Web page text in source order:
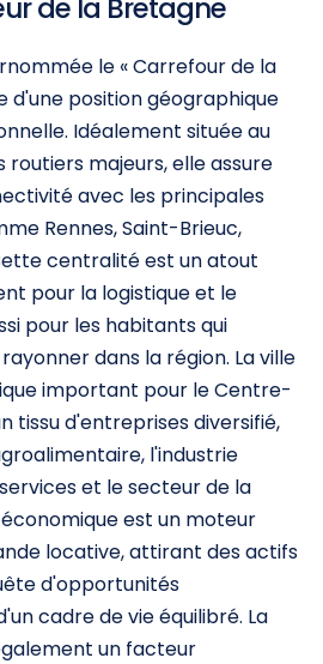
de la Bretagne
le « Carrefour de la
d'une position géographique
Idéalement située au
majeurs, elle assure
avec les principales
Rennes, Saint-Brieuc,
centralité est un atout
pour la logistique et le
pour les habitants qui
dans la région. La ville
important pour le Centre-
tissu d'entreprises diversifié,
l'industrie
et le secteur de la
est un moteur
locative, attirant des actifs
d'opportunités
cadre de vie équilibré. La
un facteur